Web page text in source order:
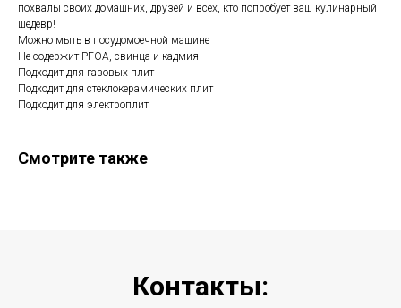
похвалы своих домашних, друзей и всех, кто попробует ваш кулинарный
шедевр!
Можно мыть в посудомоечной машине
Не содержит PFOA, свинца и кадмия
Подходит для газовых плит
Подходит для стеклокерамических плит
Подходит для электроплит
Смотрите также
Контакты: